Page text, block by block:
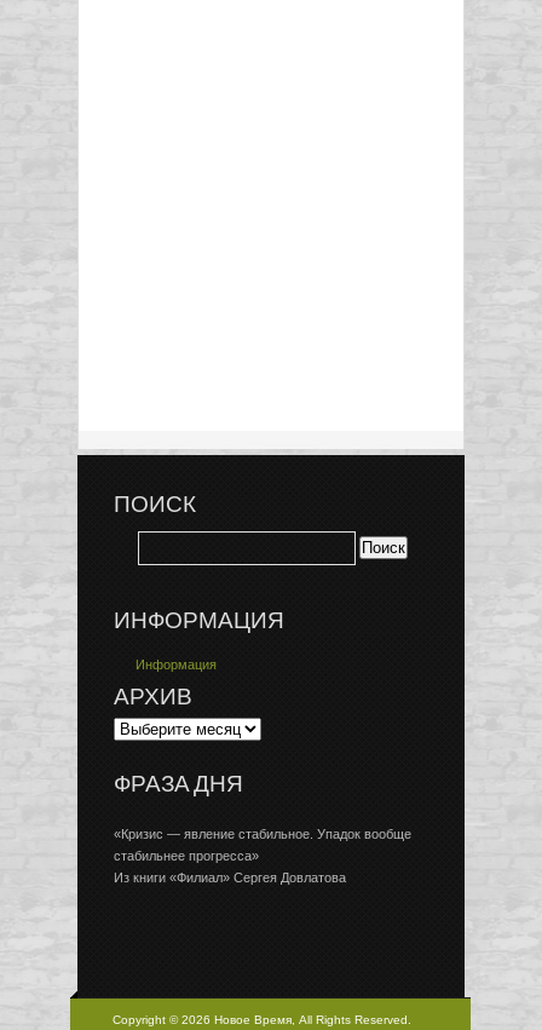
ПОИСК
ИНФОРМАЦИЯ
Информация
АРХИВ
ФРАЗА ДНЯ
«Кризис — явление стабильное. Упадок вообще
стабильнее прогресса»
Из книги «Филиал» Сергея Довлатова
Copyright © 2026 Новое Время, All Rights Reserved.